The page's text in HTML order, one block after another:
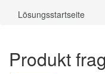
Lösungsstartseite
Produkt